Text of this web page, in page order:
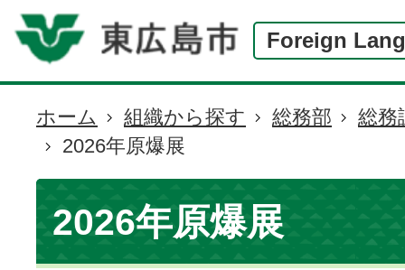
Foreign
現
在
の
位
置
ホーム 組織から探す 総務部
総務
2026年原爆展
2026年原爆展